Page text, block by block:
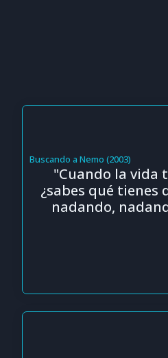
Buscando a Nemo (2003)
"Cuando la vida
¿sabes qué tienes
nadando,